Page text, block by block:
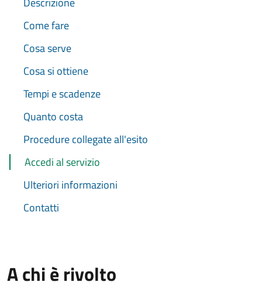
Come fare
Cosa serve
Cosa si ottiene
Tempi e scadenze
Quanto costa
Procedure collegate all'esito
Accedi al servizio
Ulteriori informazioni
Contatti
A chi è rivolto